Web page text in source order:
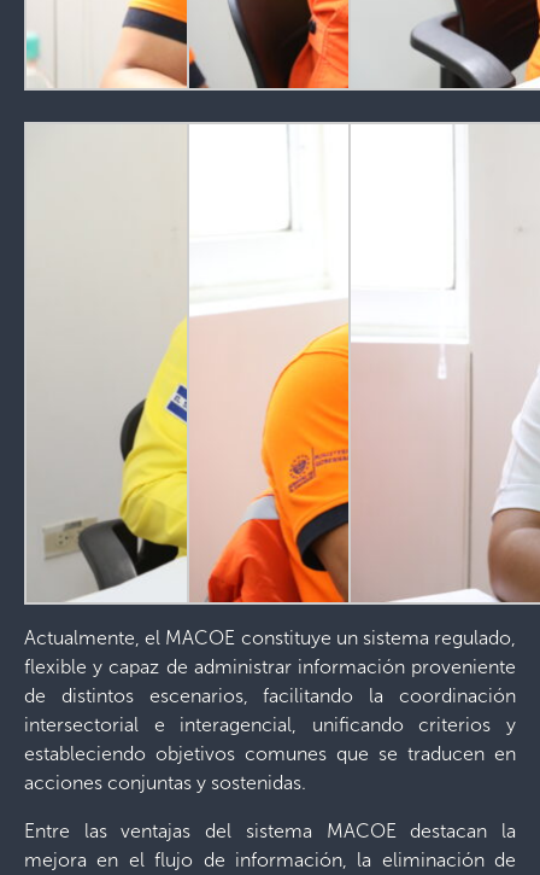
Actualmente, el MACOE constituye un sistema regulado,
flexible y capaz de administrar información proveniente
de distintos escenarios, facilitando la coordinación
intersectorial e interagencial, unificando criterios y
estableciendo objetivos comunes que se traducen en
acciones conjuntas y sostenidas.
Entre las ventajas del sistema MACOE destacan la
mejora en el flujo de información, la eliminación de